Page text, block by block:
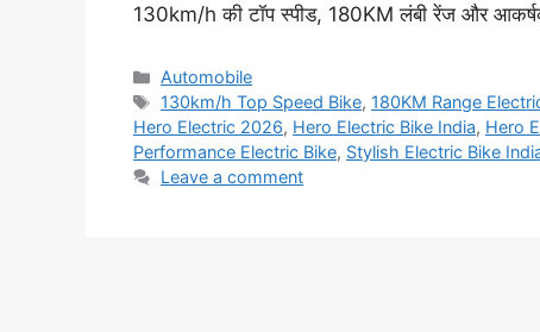
130km/h की टॉप स्पीड, 180KM लंबी रेंज और
Categories
Automobile
Tags
130km/h Top Speed Bike, 180KM Range
Hero Electric 2026, Hero Electric Bike India, Hero
Performance Electric Bike, Stylish Electric Bike
Leave a comment